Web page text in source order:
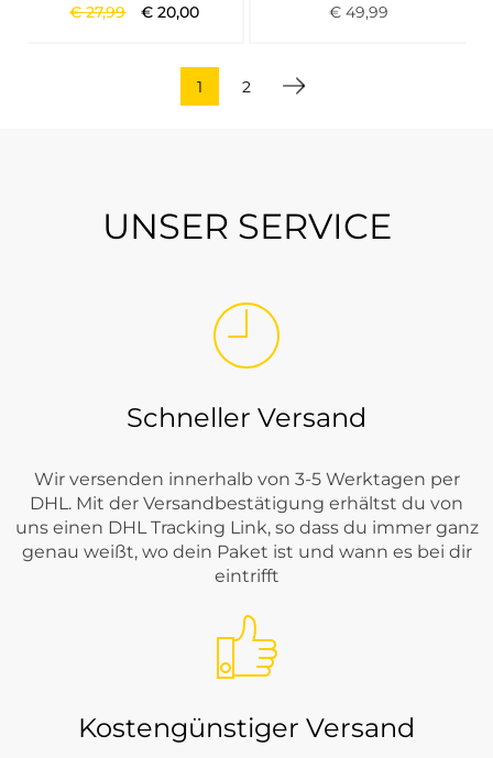
€27,99 €20,00 € 49,99
1 2
UNSER SERVICE
Schneller Versand
Wir versenden innerhalb von 3-5 Werktagen per
DHL. Mit der Versandbestätigung erhältst du von
uns einen DHL Tracking Link, so dass du immer ganz
genau weißt, wo dein Paket ist und wann es bei dir
eintrifft
Kostengünstiger Versand